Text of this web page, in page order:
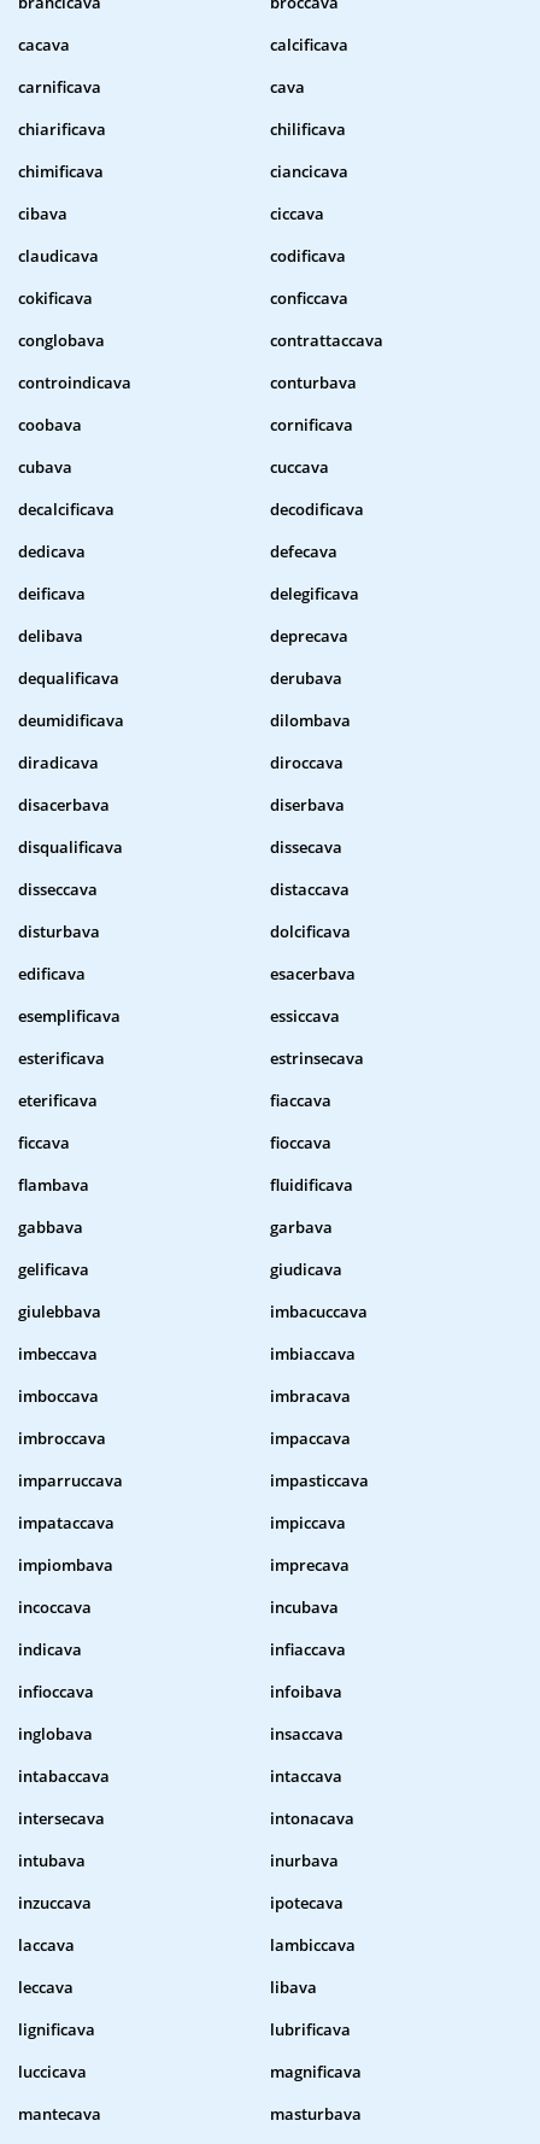
cacava
calcificava
carnificava
cava
chiarificava
chilificava
chimificava
ciancicava
cibava
ciccava
claudicava
codificava
cokificava
conficcava
conglobava
contrattaccava
controindicava
conturbava
coobava
cornificava
cubava
cuccava
decalcificava
decodificava
dedicava
defecava
deificava
delegificava
delibava
deprecava
dequalificava
derubava
deumidificava
dilombava
diradicava
diroccava
disacerbava
diserbava
disqualificava
dissecava
disseccava
distaccava
disturbava
dolcificava
edificava
esacerbava
esemplificava
essiccava
esterificava
estrinsecava
eterificava
fiaccava
ficcava
fioccava
flambava
fluidificava
gabbava
garbava
gelificava
giudicava
giulebbava
imbacuccava
imbeccava
imbiaccava
imboccava
imbracava
imbroccava
impaccava
imparruccava
impasticcava
impataccava
impiccava
impiombava
imprecava
incoccava
incubava
indicava
infiaccava
infioccava
infoibava
inglobava
insaccava
intabaccava
intaccava
intersecava
intonacava
intubava
inurbava
inzuccava
ipotecava
laccava
lambiccava
leccava
libava
lignificava
lubrificava
luccicava
magnificava
mantecava
masturbava